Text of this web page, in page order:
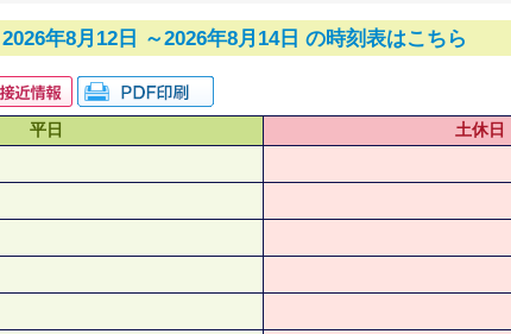
2026年8月12日 ～2026年8月14日 の時刻表はこちら
平日
土休日